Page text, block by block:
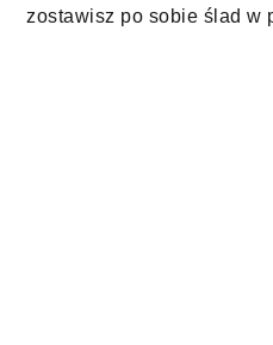
zostawisz po sobie ślad w